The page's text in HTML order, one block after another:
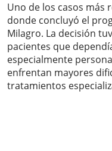
Uno de los casos más
donde concluyó el
Milagro. La decisión
pacientes que
especialmente
enfrentan mayores
tratamientos